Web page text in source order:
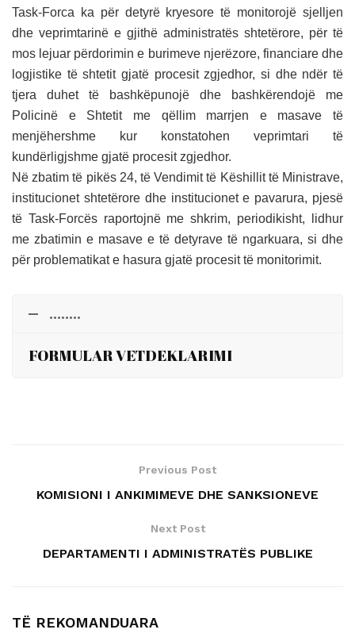
Task-Forca ka për detyrë kryesore të monitorojë sjelljen
dhe veprimtarinë e gjithë administratës shtetërore, për të
mos lejuar përdorimin e burimeve njerëzore, financiare dhe
logjistike të shtetit gjatë procesit zgjedhor, si dhe ndër të
tjera duhet të bashkëpunojë dhe bashkërendojë me
Policinë e Shtetit me qëllim marrjen e masave të
menjëhershme kur konstatohen veprimtari të
kundërligjshme gjatë procesit zgjedhor.
Në zbatim të pikës 24, të Vendimit të Këshillit të Ministrave,
institucionet shtetërore dhe institucionet e pavarura, pjesë
të Task-Forcës raportojnë me shkrim, periodikisht, lidhur
me zbatimin e masave e të detyrave të ngarkuara, si dhe
për problematikat e hasura gjatë procesit të monitorimit.
........
FORMULAR VETDEKLARIMI
Previous Post
KOMISIONI I ANKIMIMEVE DHE SANKSIONEVE
Next Post
DEPARTAMENTI I ADMINISTRATËS PUBLIKE
TË REKOMANDUARA